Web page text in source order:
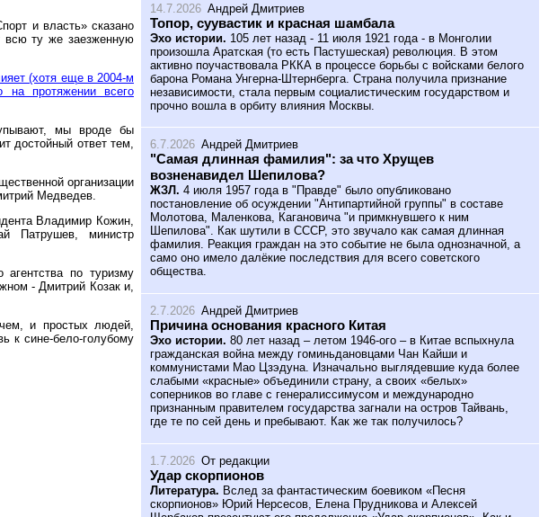
и власть» сказано
всю ту же заезженную
(хотя еще в 2004-м
на протяжении всего
мы вроде бы
достойный ответ тем,
организации
Медведев.
Владимир Кожин,
Патрушев, министр
агентства по туризму
- Дмитрий Козак и,
и простых людей,
к сине-бело-голубому
14.7.2026 Андрей Дмитриев
Топор, суувастик и красная шамбала
Эхо истории. 105 лет назад - 11 июля 1921 года - в Монголии
произошла Аратская (то есть Пастушеская) революция. В этом
активно поучаствовала РККА в процессе борьбы с войсками белого
барона Романа Унгерна-Штернберга. Страна получила признание
независимости, стала первым социалистическим государством и
прочно вошла в орбиту влияния Москвы.
6.7.2026 Андрей Дмитриев
"Самая длинная фамилия": за что Хрущев
возненавидел Шепилова?
ЖЗЛ. 4 июля 1957 года в "Правде" было опубликовано
постановление об осуждении "Антипартийной группы" в составе
Молотова, Маленкова, Кагановича "и примкнувшего к ним
Шепилова". Как шутили в СССР, это звучало как самая длинная
фамилия. Реакция граждан на это событие не была однозначной, а
само оно имело далёкие последствия для всего советского
общества.
2.7.2026 Андрей Дмитриев
Причина основания красного Китая
Эхо истории. 80 лет назад – летом 1946-ого – в Китае вспыхнула
гражданская война между гоминьдановцами Чан Кайши и
коммунистами Мао Цзэдуна. Изначально выглядевшие куда более
слабыми «красные» объединили страну, а своих «белых»
соперников во главе с генералиссимусом и международно
признанным правителем государства загнали на остров Тайвань,
где те по сей день и пребывают. Как же так получилось?
1.7.2026 От редакции
Удар скорпионов
Литература. Вслед за фантастическим боевиком «Песня
скорпионов» Юрий Нерсесов, Елена Прудникова и Алексей